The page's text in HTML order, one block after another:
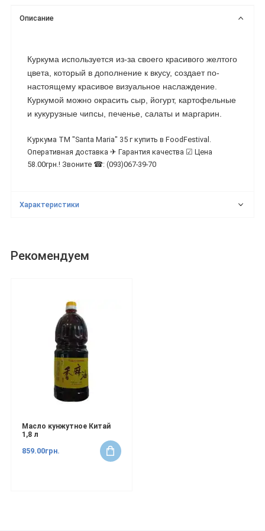
Описание
Куркума используется из-за своего красивого желтого
цвета, который в дополнение к вкусу, создает по-
настоящему красивое визуальное наслаждение.
Куркумой можно окрасить сыр, йогурт, картофельные
и кукурузные чипсы, печенье, салаты и маргарин.
Куркума ТМ "Santa Maria" 35 г купить в FoodFestival.
Оперативная доставка ✈ Гарантия качества ☑ Цена
58.00грн.! Звоните ☎: (093)067-39-70
Характеристики
Рекомендуем
Масло кунжутное Китай
1,8 л
859.00грн.